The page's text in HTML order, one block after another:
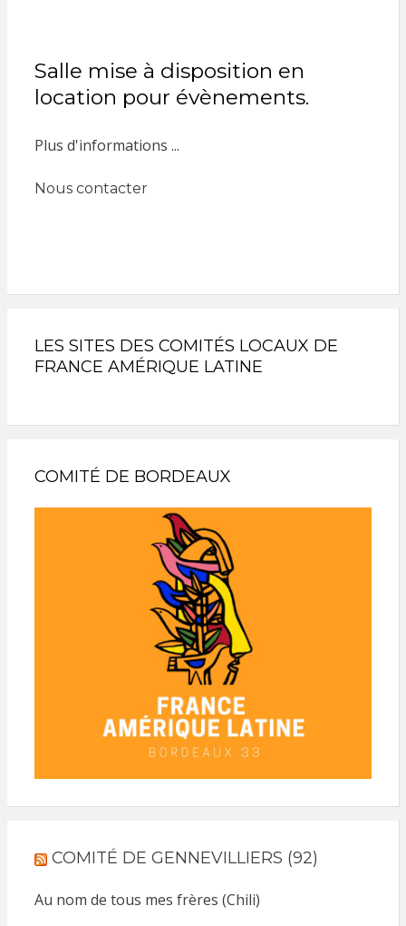
Salle mise à disposition en
location pour évènements.
Plus d'informations ...
Nous contacter
LES SITES DES COMITÉS LOCAUX DE
FRANCE AMÉRIQUE LATINE
COMITÉ DE BORDEAUX
COMITÉ DE GENNEVILLIERS (92)
Au nom de tous mes frères (Chili)